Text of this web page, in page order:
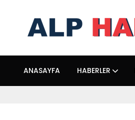
ANASAYFA HABERLER